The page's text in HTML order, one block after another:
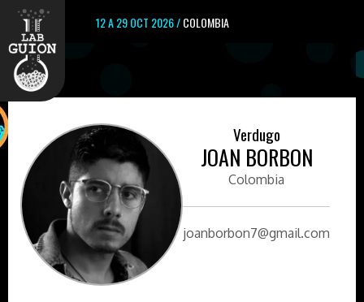
12 A 29 OCT 2026 /COLOMBIA
Verdugo
JOAN BORBON
Colombia
joanborbon7@gmail.com